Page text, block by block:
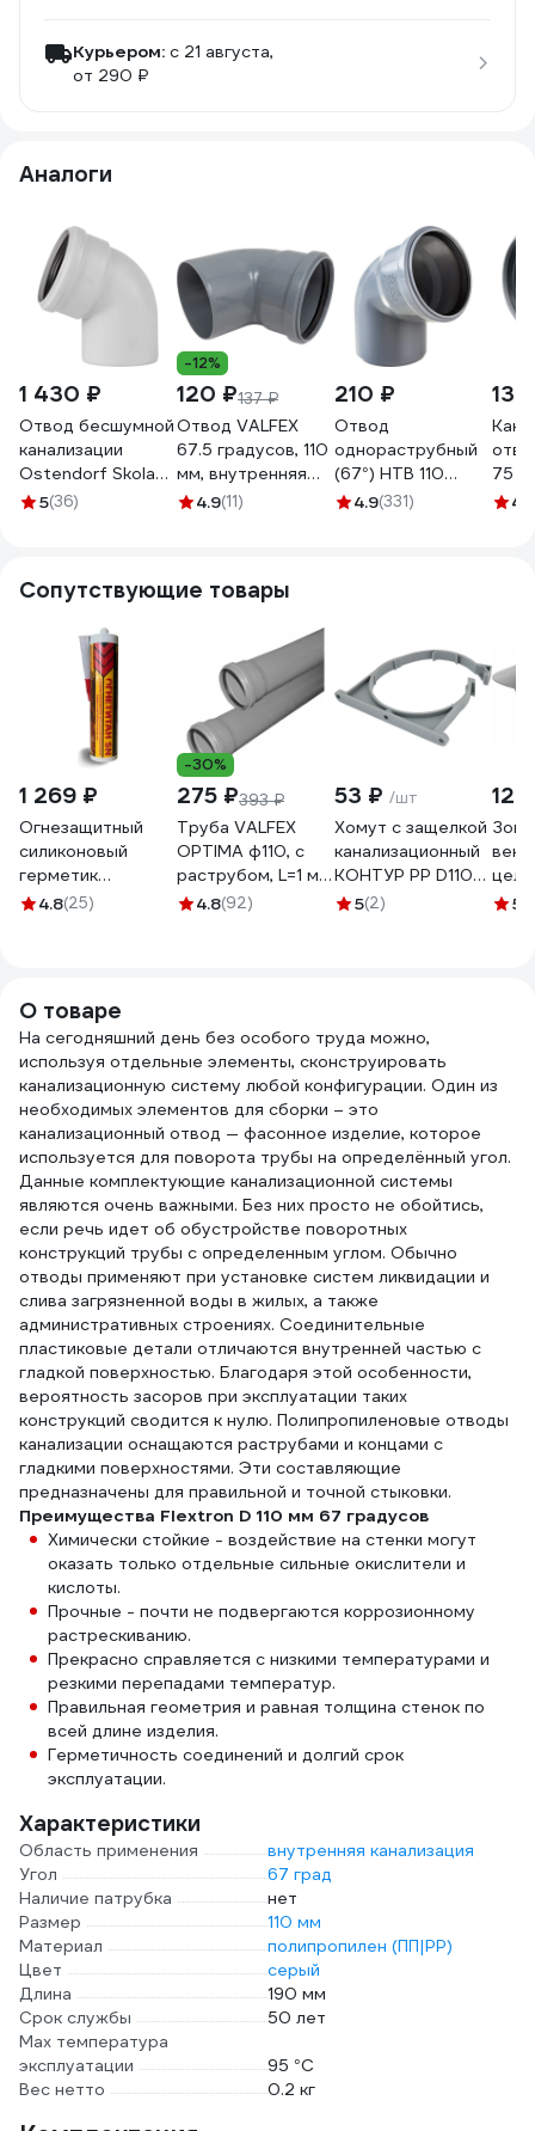
Курьером: c 21 августа,
от 290 ₽
Аналоги
1 430 ₽
Отвод бесшумной
канализации
Ostendorf Skolan
Safe 110 мм. 67
5(36)
-12%
120 ₽137 ₽
Отвод VALFEX
67.5 градусов, 110
мм, внутренняя
канализация
4.9(11)
210 ₽
Отвод
однораструбный
(67°) HTB 110
Ostendorf 115130
4.9(331)
75
4.9
Сопутствующие товары
1 269 ₽
Огнезащитный
силиконовый
герметик
Огнетитан SN
БП-00000536
4.8(25)
-30%
275 ₽393 ₽
Труба VALFEX
OPTIMA ф110, с
раструбом, L=1 м,
внутренняя
4.8(92)
53 ₽ /шт
Хомут с защелкой
канализационный
КОНТУР PP D110
СТАНДАРТ
5(2)
мм,
5
О товаре
На сегодняшний день без особого труда можно,
используя отдельные элементы, сконструировать
канализационную систему любой конфигурации. Один из
необходимых элементов для сборки – это
канализационный отвод — фасонное изделие, которое
используется для поворота трубы на определённый угол.
Данные комплектующие канализационной системы
являются очень важными. Без них просто не обойтись,
если речь идет об обустройстве поворотных
конструкций трубы с определенным углом. Обычно
отводы применяют при установке систем ликвидации и
слива загрязненной воды в жилых, а также
административных строениях. Соединительные
пластиковые детали отличаются внутренней частью с
гладкой поверхностью. Благодаря этой особенности,
вероятность засоров при эксплуатации таких
конструкций сводится к нулю. Полипропиленовые отводы
канализации оснащаются раструбами и концами с
гладкими поверхностями. Эти составляющие
предназначены для правильной и точной стыковки.
Преимущества Flextron D 110 мм 67 градусов
Химически стойкие - воздействие на стенки могут
оказать только отдельные сильные окислители и
кислоты.
Прочные - почти не подвергаются коррозионному
растрескиванию.
Прекрасно справляется с низкими температурами и
резкими перепадами температур.
Правильная геометрия и равная толщина стенок по
всей длине изделия.
Герметичность соединений и долгий срок
эксплуатации.
Характеристики
Область применения
внутренняя канализация
Угол
67 град
Наличие патрубка
нет
Размер
110 мм
Материал
полипропилен (ПП|PP)
Цвет
серый
Длина
190 мм
Срок службы
50 лет
Max температура
эксплуатации
95 °С
Вес нетто
0.2 кг